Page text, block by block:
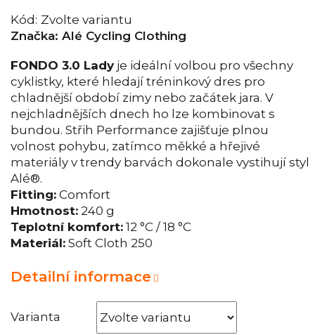
Kód: Zvolte variantu
Značka: Alé Cycling Clothing
Varianta
FONDO 3.0 Lady je ideální volbou pro všechny
cyklistky, které hledají tréninkový dres pro
chladnější období zimy nebo začátek jara. V
nejchladnějších dnech ho lze kombinovat s
bundou. Střih Performance zajišťuje plnou
volnost pohybu, zatímco měkké a hřejivé
materiály v trendy barvách dokonale vystihují styl
Alé®.
Fitting: Comfort
Hmotnost: 240 g
Teplotní komfort: 12 °C / 18 °C
Materiál: Soft Cloth 250
Detailní informace